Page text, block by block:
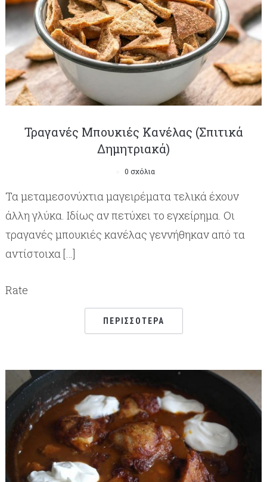
Τραγανές Μπουκιές Κανέλας (Σπιτικά
Δημητριακά)
0 σχόλια
Τα μεταμεσονύχτια μαγειρέματα τελικά έχουν
άλλη γλύκα. Ιδίως αν πετύχει το εγχείρημα. Οι
τραγανές μπουκιές κανέλας γεννήθηκαν από τα
αντίστοιχα […]
Rate
ΠΕΡΙΣΣΌΤΕΡΑ